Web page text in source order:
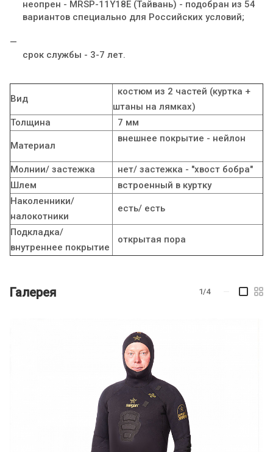
неопрен - МRSP-11Y18E (Тайвань) - подобран из 54
вариантов специально для Российских условий;
срок службы - 3-7 лет.
Вид
костюм из 2 частей (куртка +
штаны на лямках)
Толщина
7 мм
Материал
внешнее покрытие - нейлон
Молнии/ застежка
нет/ застежка - "хвост бобра"
Шлем
встроенный в куртку
Наколенники/
налокотники
есть/ есть
Подкладка/
внутреннее покрытие
открытая пора
Галерея 1/4